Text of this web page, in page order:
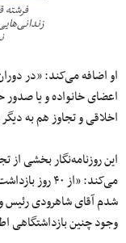
اخلاقی و تجاوز هم به
این روزنامه‌نگار بخشی
شدم آقای شاهرودی رئیس
وجود چنین بازداشتگاهی